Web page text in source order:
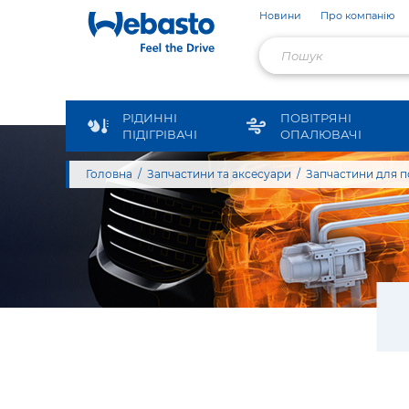
Новини Про компанію
РІДИННІ
ПІДІГРІВАЧІ
ПОВІТРЯНІ
ОПАЛЮВАЧІ
Головна Запчастини та аксесуари Запчастини для